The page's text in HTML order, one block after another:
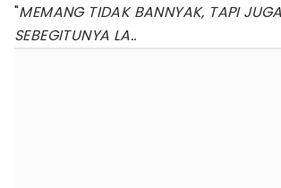
"MEMANG TIDAK BANNYAK, TAPI
SEBEGITUNYA LA..